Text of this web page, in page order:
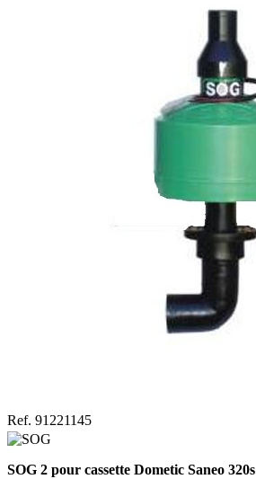
Ref. 91221145
SOG 2 pour cassette Dometic Saneo 320s